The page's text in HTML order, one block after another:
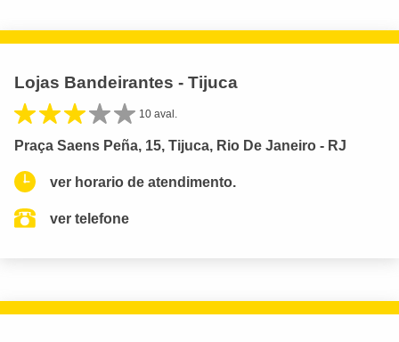
Lojas Bandeirantes - Tijuca
10 aval.
Praça Saens Peña, 15, Tijuca, Rio De Janeiro - RJ
ver horario de atendimento.
ver telefone